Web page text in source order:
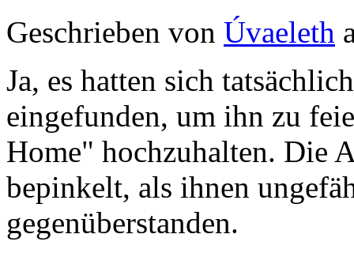
Geschrieben von Úvaeleth
Ja, es hatten sich
eingefunden, um ihn zu
Home" hochzuhalten. Die
bepinkelt, als ihnen
gegenüberstanden.